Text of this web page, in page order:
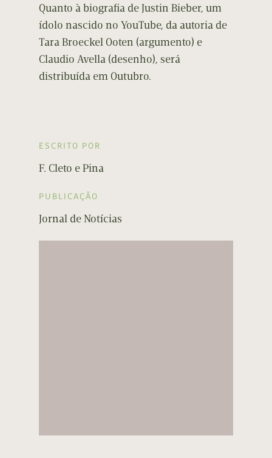
Quanto à biografia de Justin Bieber, um
ídolo nascido no YouTube, da autoria de
Tara Broeckel Ooten (argumento) e
Claudio Avella (desenho), será
distribuída em Outubro.
ESCRITO POR
F. Cleto e Pina
PUBLICAÇÃO
Jornal de Notícias